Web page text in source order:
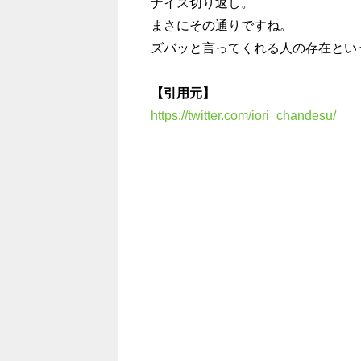
ナイス切り返し。
まさにその通りですね。
ズバッと言ってくれる人の存在とい
【引用元】
https://twitter.com/iori_chandesu/